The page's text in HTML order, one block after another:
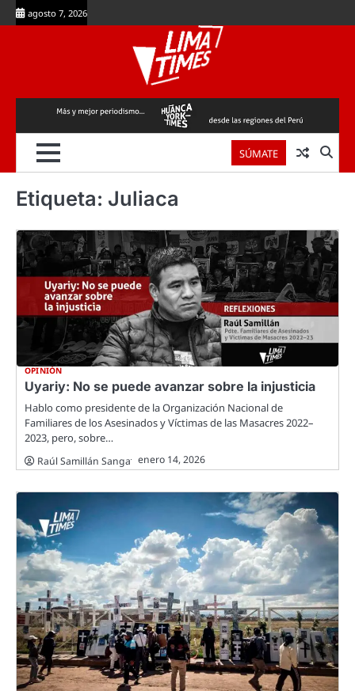
Skip
to
agosto 7, 2026
SÚMATE
Etiqueta: Juliaca
OPINIÓN
Uyariy: No se puede avanzar sobre la injusticia
Hablo como presidente de la Organización Nacional de
Familiares de los Asesinados y Víctimas de las Masacres 2022–
2023, pero, sobre…
Raúl Samillán Sanga enero 14, 2026